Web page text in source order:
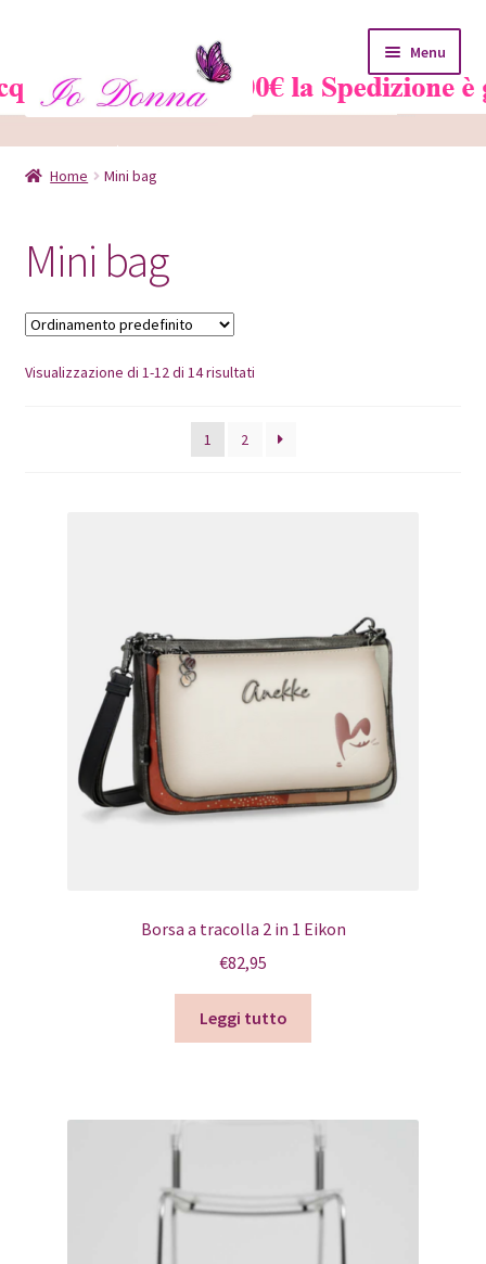
navigazione
contenuto
Menu
Home
Carrello
Chi siamo
Contatti
Home Mini bag
Mini bag
Visualizzazione di 1-12 di 14 risultati
1 2
Borsa a tracolla 2 in 1 Eikon
€82,95
Leggi tutto